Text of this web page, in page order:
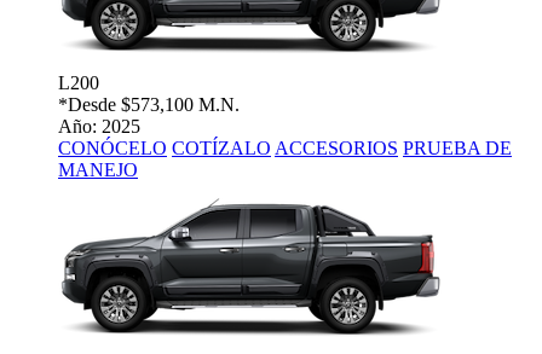
L200
*Desde $573,100 M.N.
Año: 2025
CONÓCELO COTÍZALO ACCESORIOS PRUEBA DE
MANEJO